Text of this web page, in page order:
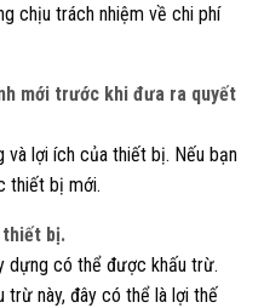
chịu trách nhiệm về chi phí
mới trước khi đưa ra quyết
lợi ích của thiết bị. Nếu bạn
thiết bị mới.
thiết bị.
dựng có thể được khấu trừ.
trừ này, đây có thể là lợi thế